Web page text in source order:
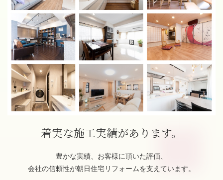
着実な施工実績があります。
豊かな実績、お客様に頂いた評価、
会社の信頼性が朝日住宅リフォームを支えています。